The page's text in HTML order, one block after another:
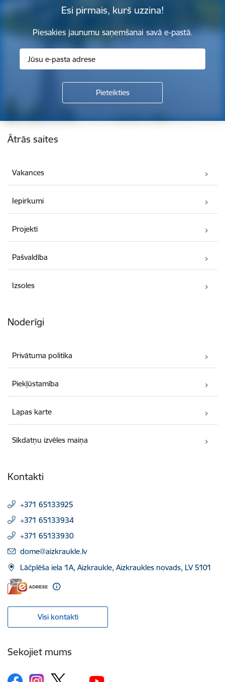
Esi pirmais, kurš uzzina!
Piesakies jaunumu saņemšanai savā e-pastā.
Kājene
Ātrās saites
Vakances
Iepirkumi
Projekti
Pašvaldība
Izsoles
Noderīgi
Privātuma politika
Piekļūstamība
Lapas karte
Sīkdatņu izvēles maiņa
Kontakti
+371 65133925
+371 65133934
+371 65133930
E-pasts:
dome@aizkraukle.lv
Lāčplēša iela 1A, Aizkraukle, Aizkraukles novads, LV 5101
Visi kontakti
Sekojiet mums